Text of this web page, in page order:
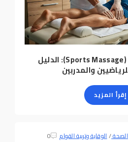
التدليك الرياضي (Sports Massage): الدليل
والمدربين
إقرأ المزيد
/الوقاية وتربية القوام 0